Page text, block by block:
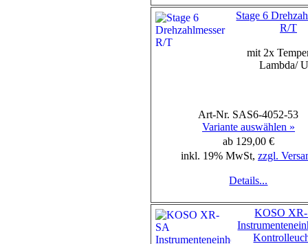
Stage 6
R/T
mit 2x
Lambda/
Art-Nr. SAS6-4052-53
Variante auswählen »
ab 129,00 €
inkl. 19% MwSt, zzgl.
Details...
KOSO